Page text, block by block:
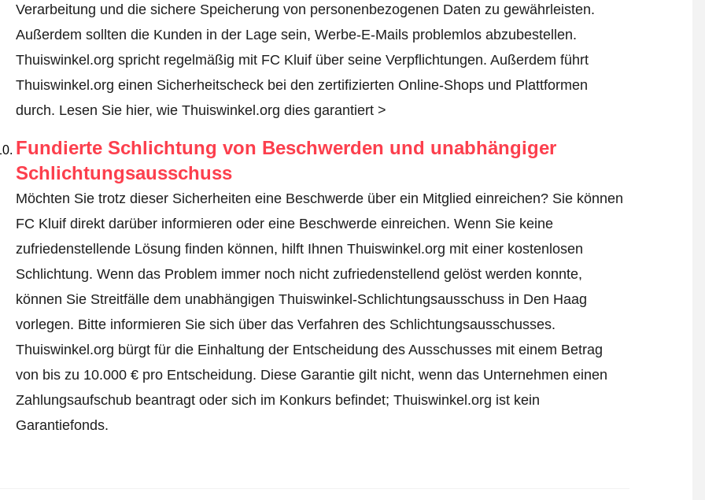
Verarbeitung und die sichere Speicherung von personenbezogenen Daten zu gewährleisten.
Außerdem sollten die Kunden in der Lage sein, Werbe-E-Mails problemlos abzubestellen.
Thuiswinkel.org spricht regelmäßig mit FC Kluif über seine Verpflichtungen. Außerdem führt
Thuiswinkel.org einen Sicherheitscheck bei den zertifizierten Online-Shops und Plattformen
durch. Lesen Sie hier, wie Thuiswinkel.org dies garantiert >
Fundierte Schlichtung von Beschwerden und unabhängiger
Schlichtungsausschuss
Möchten Sie trotz dieser Sicherheiten eine Beschwerde über ein Mitglied einreichen? Sie können
FC Kluif direkt darüber informieren oder eine Beschwerde einreichen. Wenn Sie keine
zufriedenstellende Lösung finden können, hilft Ihnen Thuiswinkel.org mit einer kostenlosen
Schlichtung. Wenn das Problem immer noch nicht zufriedenstellend gelöst werden konnte,
können Sie Streitfälle dem unabhängigen Thuiswinkel-Schlichtungsausschuss in Den Haag
vorlegen. Bitte informieren Sie sich über das Verfahren des Schlichtungsausschusses.
Thuiswinkel.org bürgt für die Einhaltung der Entscheidung des Ausschusses mit einem Betrag
von bis zu 10.000 € pro Entscheidung. Diese Garantie gilt nicht, wenn das Unternehmen einen
Zahlungsaufschub beantragt oder sich im Konkurs befindet; Thuiswinkel.org ist kein
Garantiefonds.